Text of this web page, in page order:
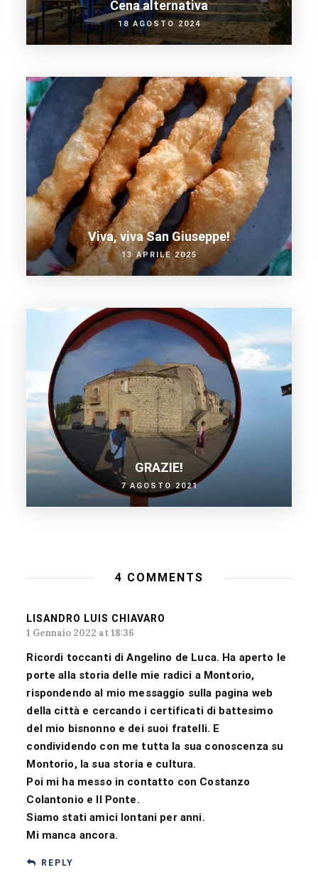
Cena alternativa
18 AGOSTO 2024
Viva, viva San Giuseppe!
13 APRILE 2025
GRAZIE!
7 AGOSTO 2021
4 COMMENTS
LISANDRO LUIS CHIAVARO
1 Gennaio 2022 at 18:36
Ricordi toccanti di Angelino de Luca. Ha aperto le
porte alla storia delle mie radici a Montorio,
rispondendo al mio messaggio sulla pagina web
della città e cercando i certificati di battesimo
del mio bisnonno e dei suoi fratelli. E
condividendo con me tutta la sua conoscenza su
Montorio, la sua storia e cultura.
Poi mi ha messo in contatto con Costanzo
Colantonio e Il Ponte.
Siamo stati amici lontani per anni.
Mi manca ancora.
REPLY